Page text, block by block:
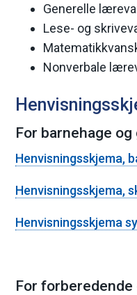
Generelle
Lese- og
Nonverbale
For barnehage
Henvisningsskjema,
Henvisningsskjema,
Henvisningsskjema
For